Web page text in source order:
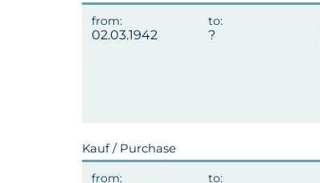
02.03.1942
Kauf / Purchase